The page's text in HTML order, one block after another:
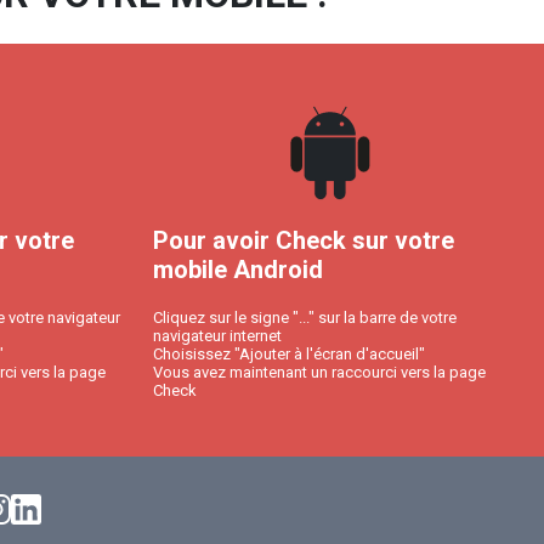
votre
votre navigateur
vers la page
Pour avoir Check sur votre
mobile Android
Cliquez sur le signe "..." sur la barre de votre
navigateur internet
Choisissez "Ajouter à l'écran d'accueil"
Vous avez maintenant un raccourci vers la page
Check